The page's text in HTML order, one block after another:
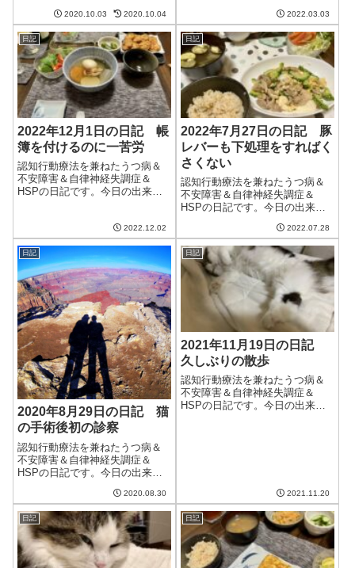
く秋がやってきた感がある。今
年は夏が暑かったし、今月も例
年よりも暖かいらしい。このま
ま暖冬になるのだろうか。昨日
寝違えたところは...
2020.10.03 2020.10.04 2022.03.03
日記
2022年12月1日の日記 帳
簿を付けるのに一苦労
認知行動療法を兼ねたうつ病＆
不安障害＆自律神経失調症＆
HSPの日記です。今日の出来事
いてまさに冬という天気だっ
た。もう今年も最後の月。気持
ちよく終わりたい。今日は妻が
休みなので、夫も仕...
2022.12.02
日記
2022年7月27日の日記 豚
レバーも下処理をすればく
さくない
認知行動療法を兼ねたうつ病＆
不安障害＆自律神経失調症＆
HSPの日記です。今日の出来事
が強く、庭のブルーベリーの鉢
が倒れてしまった。最近はしっ
かりと周りをレンガで固めたの
にだめだった。台風のときはや
はり軒下に移動さ...
2022.07.28
日記
2020年8月29日の日記 猫
の手術後初の診察
認知行動療法を兼ねたうつ病＆
不安障害＆自律神経失調症＆
HSPの日記です。今日の出来事
暑くて良いのだろうかと思うほ
ど暑いのだが、それでもコロナ
がはやっているということは、
コロナが暑さや湿気に弱いとい
うのはデマだった...
2020.08.30
日記
2021年11月19日の日記
久しぶりの散歩
認知行動療法を兼ねたうつ病＆
不安障害＆自律神経失調症＆
HSPの日記です。今日の出来事
2021.11.20
日記 日記